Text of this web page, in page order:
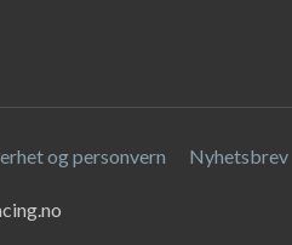
og personvern Nyhetsbrev